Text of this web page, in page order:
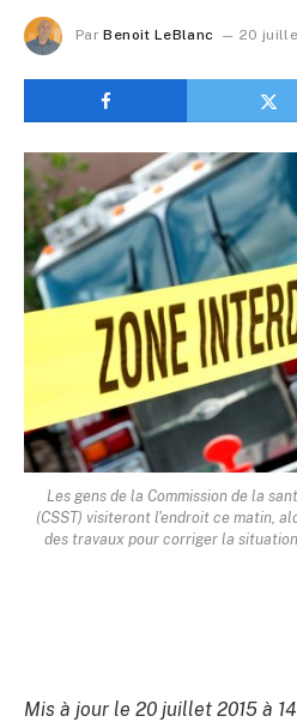
Par Benoit LeBlanc 20
Les gens de la Commission de la
(CSST) visiteront l'endroit ce matin,
des travaux pour corriger la
Mis à jour le 20 juillet 2015 à